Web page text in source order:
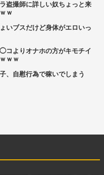
盗撮師に詳しい奴ちょっと来
ｗ
いブスだけど身体がエロいっ
◯コよりオナホの方がキモチイ
ｗｗ
、自慰行為で稼いでしまう